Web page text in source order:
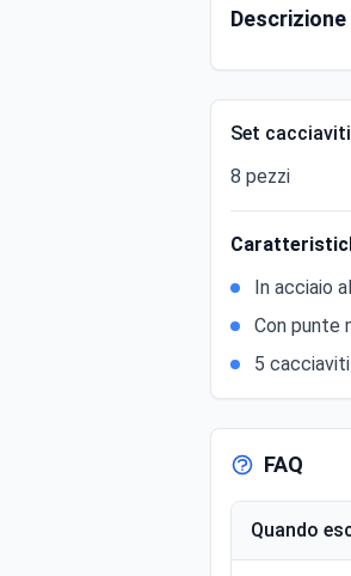
Descrizione
Set
8 pezzi
In acciaio
Con punte
5
FAQ
Quando